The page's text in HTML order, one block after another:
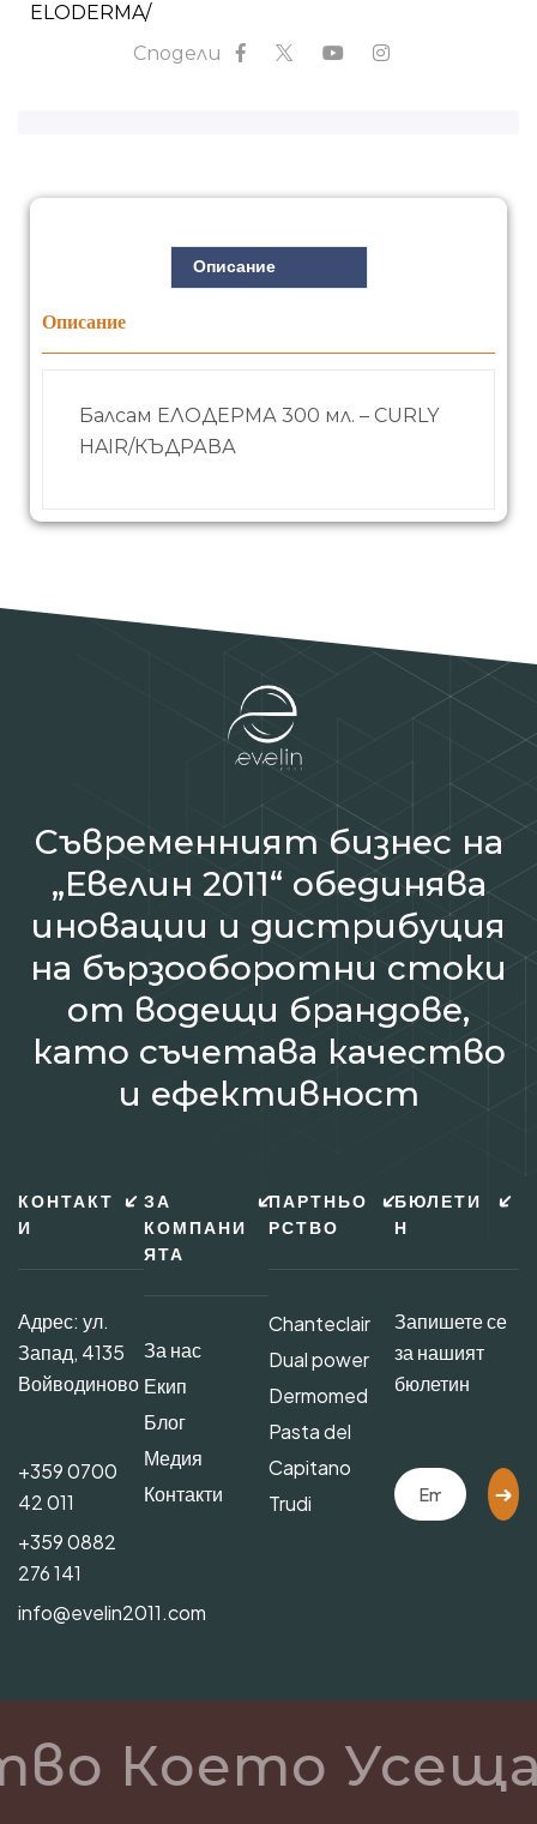
ELODERMA/
Сподели
Описание
Описание
Балсам ЕЛОДЕРМА 300 мл. – CURLY
HAIR/КЪДРАВА
Съвременният бизнес на
„Евелин 2011“ обединява
иновации и дистрибуция
на бързооборотни стоки
от водещи брандове,
като съчетава качество
и ефективност
КОНТАКТ
И
Адрес: ул.
Запад, 4135
Войводиново
+359 0700
42 011
+359 0882
276 141
info@evelin2011.com
ЗА
КОМПАНИ
ЯТА
За нас
Екип
Блог
Медия
Контакти
ПАРТНЬО
РСТВО
Chanteclair
Dual power
Dermomed
Pasta del
Capitano
Trudi
БЮЛЕТИ
Н
Запишете се
за нашият
бюлетин
Което